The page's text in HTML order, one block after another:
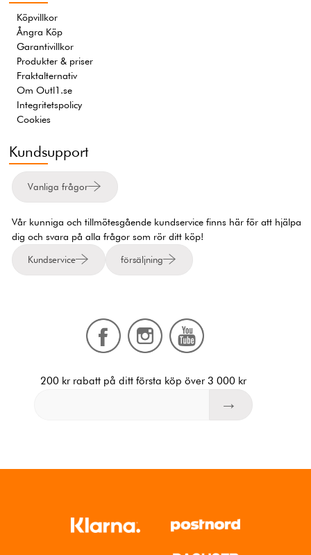
Köpvillkor
Ångra Köp
Garantivillkor
Produkter & priser
Fraktalternativ
Om Outl1.se
Integritetspolicy
Cookies
Kundsupport
Vanliga frågor
Vår kunniga och tillmötesgående kundservice finns här för att hjälpa
dig och svara på alla frågor som rör ditt köp!
Kundservice försäljning
200 kr rabatt på ditt första köp över 3 000 kr